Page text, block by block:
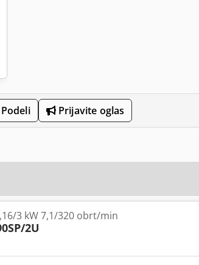
Podeli Prijavite oglas
3 kW 7,1/320 obrt/min
2U